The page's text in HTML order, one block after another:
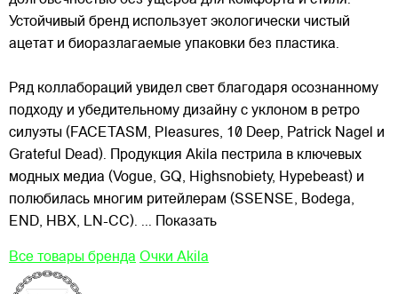
Устойчивый бренд использует экологически чистый
ацетат и биоразлагаемые упаковки без пластика.
Ряд коллабораций увидел свет благодаря осознанному
подходу и убедительному дизайну с уклоном в ретро
силуэты (FACETASM, Pleasures, 10 Deep, Patrick Nagel и
Grateful Dead). Продукция Akila пестрила в ключевых
модных медиа (Vogue, GQ, Highsnobiety, Hypebeast) и
полюбилась многим ритейлерам (SSENSE, Bodega,
END, HBX, LN-CC). ... Показать
Все товары бренда Очки Akila